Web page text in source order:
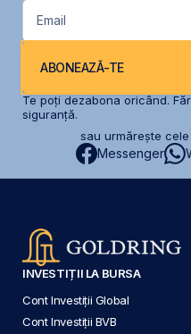
Email
ABONEAZĂ-TE
Te poți dezabona oricând.
siguranță.
sau urmărește
Messenger
INVESTIȚII LA BURSA
Cont Investiții Global
Cont Investiții BVB